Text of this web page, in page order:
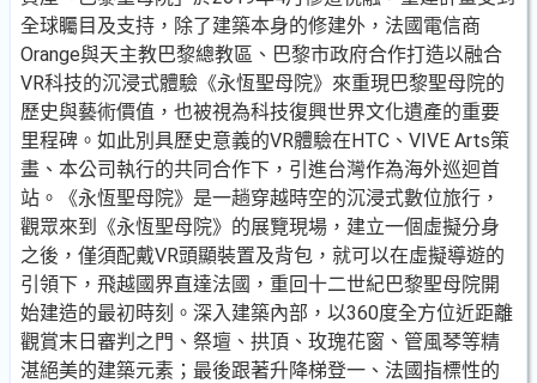
全球矚目及支持，除了建築本身的修建外，法國電信商
Orange與天主教巴黎總教區、巴黎市政府合作打造以融合
VR科技的沉浸式體驗《永恆聖母院》來重現巴黎聖母院的
歷史與藝術價值，也被視為科技復興世界文化遺產的重要
里程碑。如此別具歷史意義的VR體驗在HTC、VIVE Arts策
畫、本公司執行的共同合作下，引進台灣作為海外巡迴首
站。《永恆聖母院》是一趟穿越時空的沉浸式數位旅行，
觀眾來到《永恆聖母院》的展覽現場，建立一個虛擬分身
之後，僅須配戴VR頭顯裝置及背包，就可以在虛擬導遊的
引領下，飛越國界直達法國，重回十二世紀巴黎聖母院開
始建造的最初時刻。深入建築內部，以360度全方位近距離
觀賞末日審判之門、祭壇、拱頂、玫瑰花窗、管風琴等精
湛絕美的建築元素；最後跟著升降梯登一、法國指標性的